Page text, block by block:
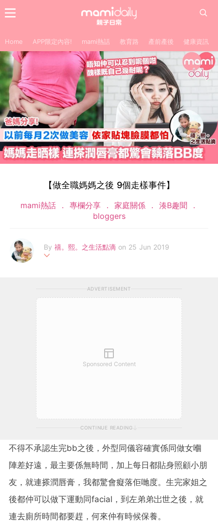
Home APP限定內容! mami熱話 教育路 產前產後 健康資訊
【做全職媽媽之後 9個走樣事件】
mami熱話 專欄分享 家庭關係
湊B趣聞
bloggers
By 禧。熙。之生活點滴 on 25 Jun 2019
感恩能夠成為全職媽媽，可以見證及陪伴小朋友成長並透過日誌記
錄禧&熙既生活點滴。喜歡鑽研烹飪，為小朋友煮岀有營食物，享
受湊b生活並喜歡吃喝玩樂，行街及扮靚。
ADVERTISEMENT
Sponsored Content
CONTINUE READING
不得不承認生完bb之後，外型同儀容確實係同做女嗰
陣差好遠，最主要係無時間，加上每日都貼身照顧小朋
友，就連搽潤唇膏，我都驚會癡落佢哋度。生完家姐之
後都仲可以做下運動同facial，到左弟弟岀世之後，就
連去廁所時間都要趕，何來仲有時候保養。